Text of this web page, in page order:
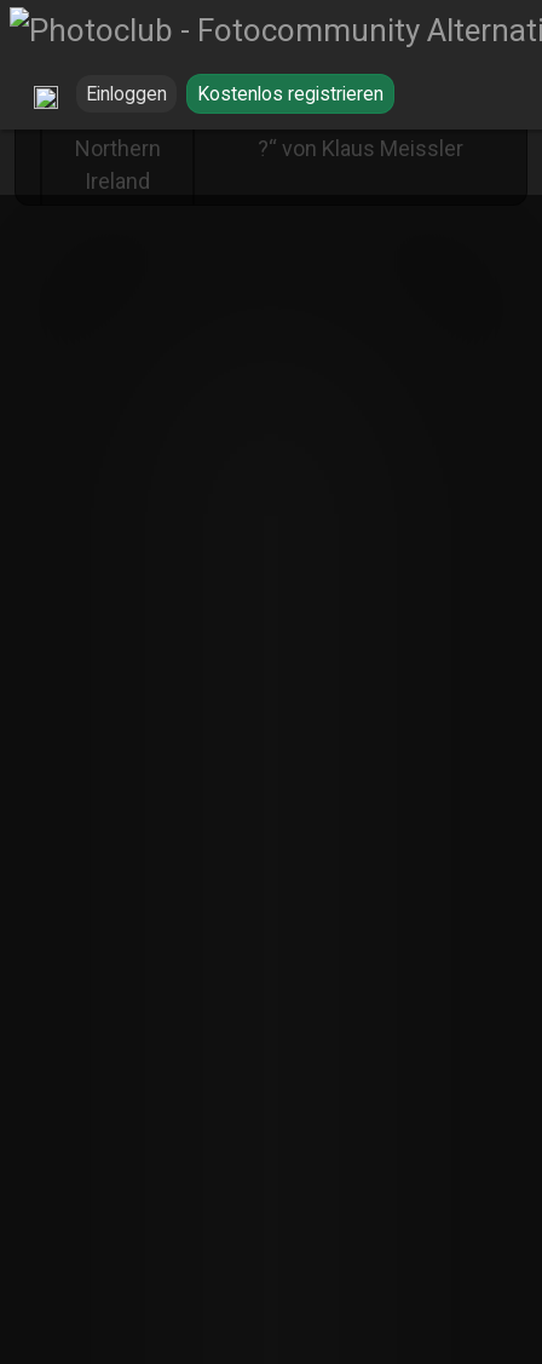
Einloggen Kostenlos registrieren
Northern
Ireland
„Knick in der Optik-Brücke
?“ von Klaus Meissler